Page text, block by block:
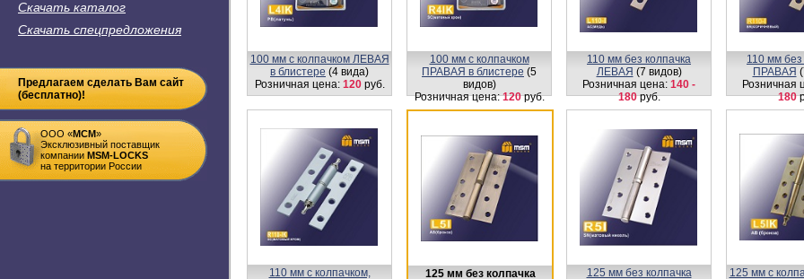
Скачать каталог
Скачать спецпредложения
Предлагаем сделать Вам сайт
(бесплатно)!
ООО «MСM»
Эксклюзивный поставщик
компании MSM-LOCKS
на территории России
100 мм с колпачком ЛЕВАЯ
в блистере (4 вида)
Розничная цена: 120руб.
100 мм с колпачком
ПРАВАЯ в блистере (5
видов)
Розничная цена:120руб.
110 мм без колпачка
ЛЕВАЯ (7 видов)
Розничная цена: 140 -
180руб.
110 мм без
ПРАВАЯ
Розничная
180
110 мм c колпачком, 125 мм без колпачка 125 мм без колпачка 125 мм с